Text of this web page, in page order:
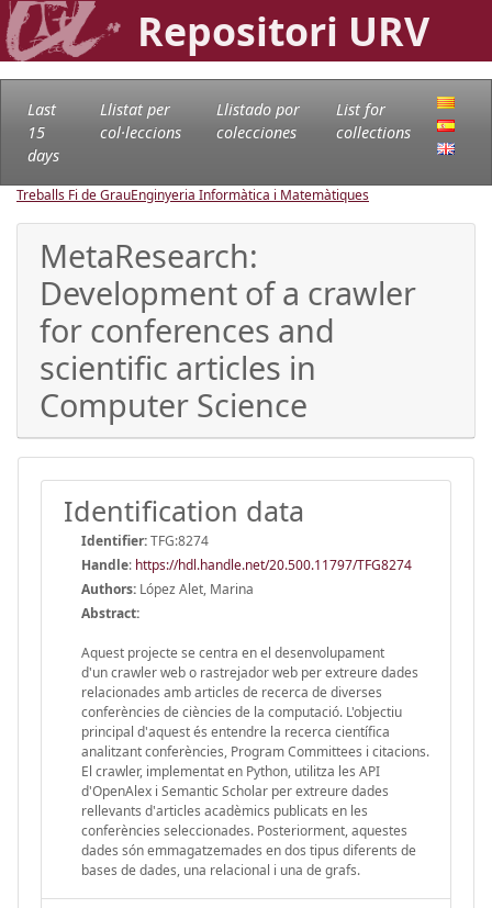
Repositori URV
Last
15
days
Llistat per
col·leccions
Llistado por
colecciones
List for
collections
Treballs Fi de GrauEnginyeria Informàtica i Matemàtiques
MetaResearch:
Development of a crawler
for conferences and
scientific articles in
Computer Science
Identification data
Identifier:TFG:8274
Handle: https://hdl.handle.net/20.500.11797/TFG8274
Authors: López Alet, Marina
Abstract:
Aquest projecte se centra en el desenvolupament
d'un crawler web o rastrejador web per extreure dades
relacionades amb articles de recerca de diverses
conferències de ciències de la computació. L'objectiu
principal d'aquest és entendre la recerca científica
analitzant conferències, Program Committees i citacions.
El crawler, implementat en Python, utilitza les API
d'OpenAlex i Semantic Scholar per extreure dades
rellevants d'articles acadèmics publicats en les
conferències seleccionades. Posteriorment, aquestes
dades són emmagatzemades en dos tipus diferents de
bases de dades, una relacional i una de grafs.